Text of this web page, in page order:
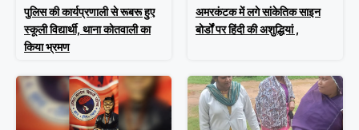
पुलिस की कार्यप्रणाली से रूबरू हुए
स्कूली विद्यार्थी, थाना कोतवाली का
किया भ्रमण
अमरकंटक में लगे सांकेतिक साइन
बोर्डों पर हिंदी की अशुद्धियां ,